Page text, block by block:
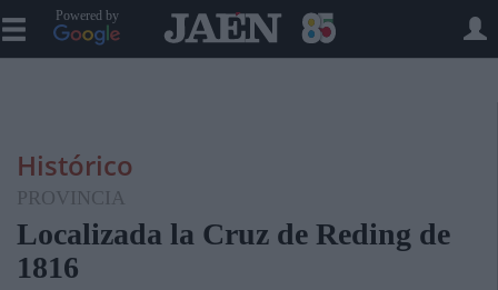
Powered by
Histórico
PROVINCIA
Localizada la Cruz de Reding de
1816